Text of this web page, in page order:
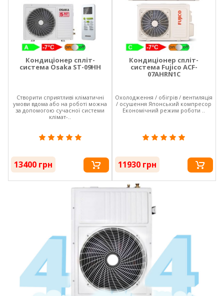
Кондиціонер спліт-
система Osaka ST-09HH
Створити сприятливі кліматичні
умови вдома або на роботі можна
за допомогою сучасної системи
клімат-..
13400 грн
Кондиціонер спліт-
система Fujico ACF-
07AHRN1C
Охолодження / обігрів / вентиляція
/ осушення Японський компресор
Економічний режим роботи ..
11930 грн